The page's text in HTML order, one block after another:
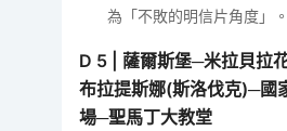
為「不敗的明信片角度」。
D 5
薩爾斯堡─米拉貝拉
布拉提斯娜(斯洛伐克)─國
場─聖馬丁大教堂